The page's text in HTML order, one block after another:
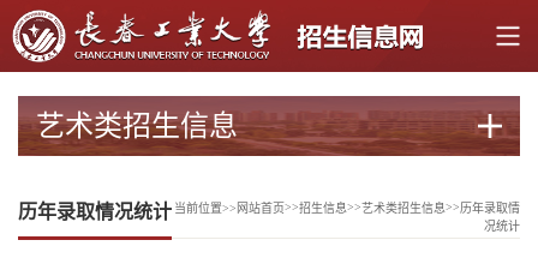
艺术类招生信息
历年录取情况统计 当前位置>> 网站首页>>招生信息>>艺术类招生信息>> 历年录取情
况统计